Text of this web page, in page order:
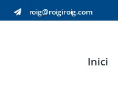
roig@roigiroig.com
Inici